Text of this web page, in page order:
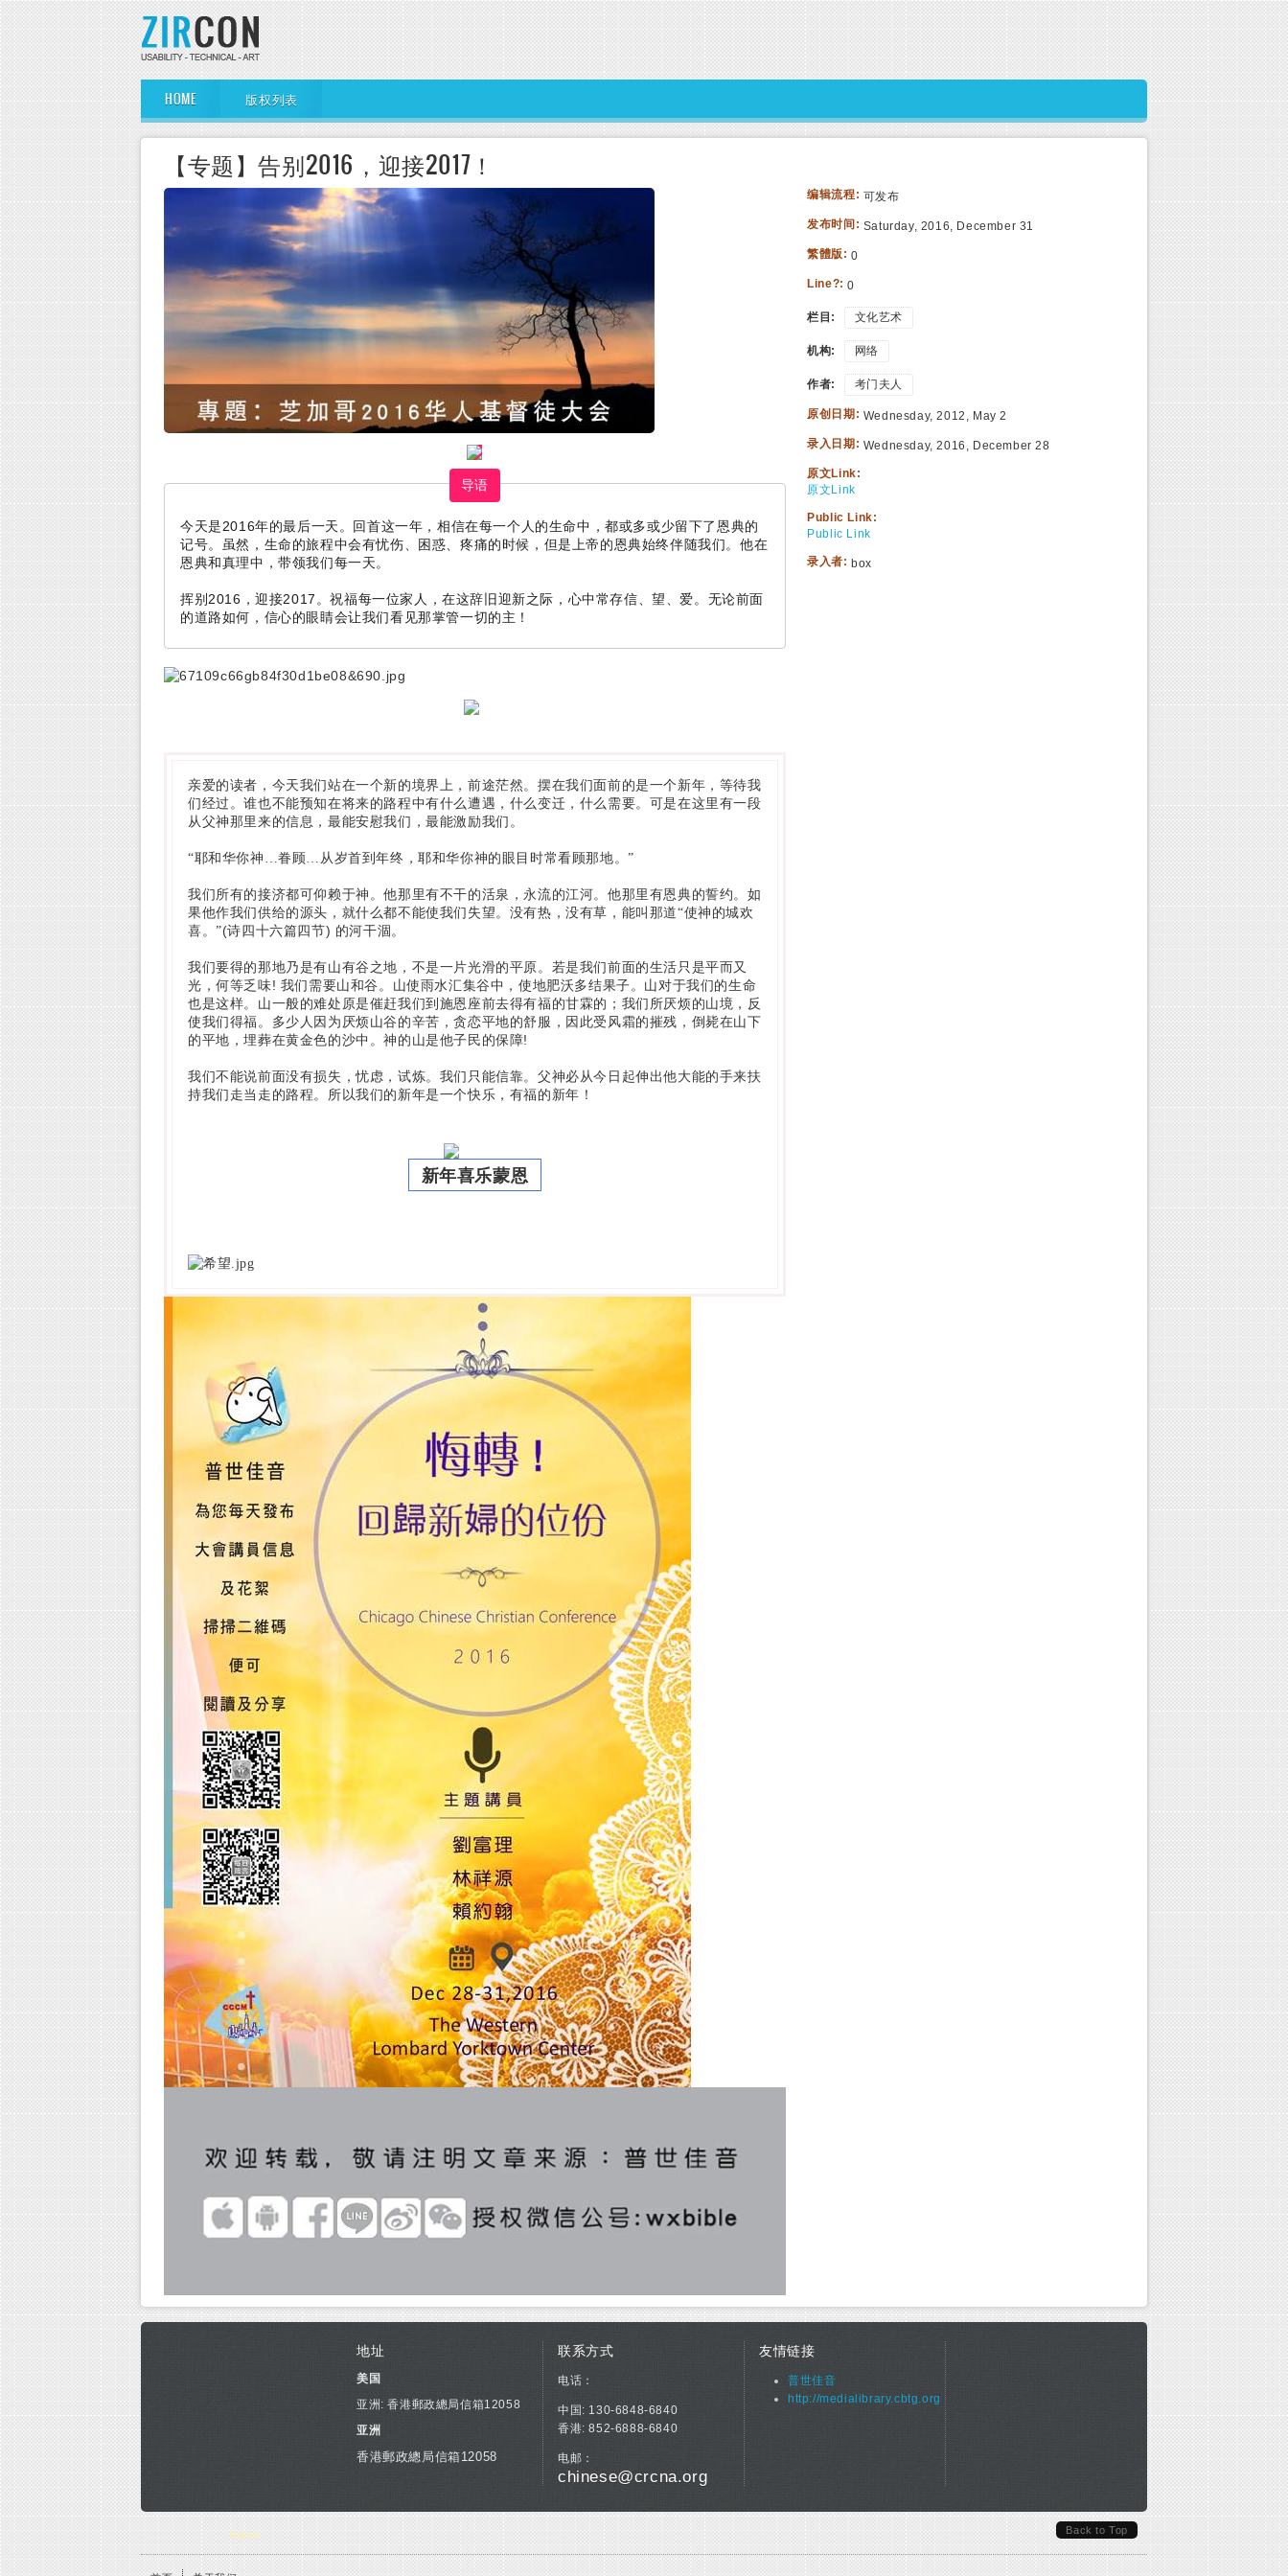
Main Menu
HOME 版权列表
【专题】告别2016，迎接2017！
导语
今天是2016年的最后一天。回首这一年，相信在每一个人的生命中，都或多或少留下了恩典的
记号。虽然，生命的旅程中会有忧伤、困惑、疼痛的时候，但是上帝的恩典始终伴随我们。他在
恩典和真理中，带领我们每一天。
挥别2016 ，迎接2017 。祝福每一位家人，在这辞旧迎新之际，心中常存信、望、爱。无论前面
的道路如何，信心的眼睛会让我们看见那掌管一切的主！
亲爱的读者，今天我们站在一个新的境界上，前途茫然。摆在我们面前的是一个新年，等待我
们经过。谁也不能预知在将来的路程中有什么遭遇，什么变迁，什么需要。可是在这里有一段
从父神那里来的信息，最能安慰我们，最能激励我们。
“耶和华你神…眷顾…从岁首到年终，耶和华你神的眼目时常看顾那地。”
我们所有的接济都可仰赖于神。他那里有不干的活泉，永流的江河。他那里有恩典的誓约。如
果他作我们供给的源头，就什么都不能使我们失望。没有热，没有草，能叫那道“使神的城欢
喜。”(诗四十六篇四节) 的河干涸。
我们要得的那地乃是有山有谷之地，不是一片光滑的平原。若是我们前面的生活只是平而又
光，何等乏味! 我们需要山和谷。山使雨水汇集谷中，使地肥沃多结果子。山对于我们的生命
也是这样。山一般的难处原是催赶我们到施恩座前去得有福的甘霖的；我们所厌烦的山境，反
使我们得福。多少人因为厌烦山谷的辛苦，贪恋平地的舒服，因此受风霜的摧残，倒毙在山下
的平地，埋葬在黄金色的沙中。神的山是他子民的保障!
我们不能说前面没有损失，忧虑，试炼。我们只能信靠。父神必从今日起伸出他大能的手来扶
持我们走当走的路程。所以我们的新年是一个快乐，有福的新年！
新年喜乐蒙恩
编辑流程: 可发布
发布时间: Saturday, 2016, December 31
繁體版:0
Line?:0
栏目: 文化艺术
机构: 网络
作者: 考门夫人
原创日期: Wednesday, 2012, May 2
录入日期: Wednesday, 2016, December 28
原文Link:
原文Link
Public Link:
Public Link
录入者:box
地址
美国
亚洲: 香港郵政總局信箱12058
亚洲
香港郵政總局信箱12058
联系方式
电话：
中国: 130-6848-6840
香港: 852-6888-6840
电邮：
chinese@crcna.org
友情链接
普世佳音
http://medialibrary.cbtg.org
Home Back to Top